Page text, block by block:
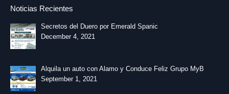
Noticias Recientes
Secretos del Duero por Emerald Spanic
December 4, 2021
Alquila un auto con Alamo y Conduce Feliz Grupo MyB
September 1, 2021